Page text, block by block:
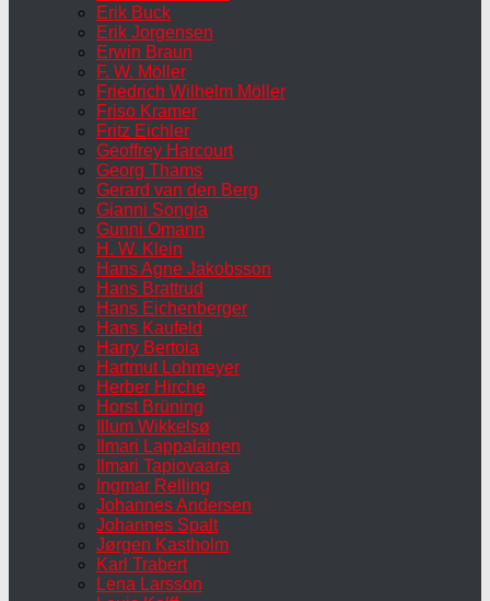
Erik Buck
Erik Jorgensen
Erwin Braun
F. W. Möller
Friedrich Wilhelm Möller
Friso Kramer
Fritz Eichler
Geoffrey Harcourt
Georg Thams
Gerard van den Berg
Gianni Songia
Gunni Omann
H. W. Klein
Hans Agne Jakobsson
Hans Brattrud
Hans Eichenberger
Hans Kaufeld
Harry Bertoia
Hartmut Lohmeyer
Herber Hirche
Horst Brüning
Illum Wikkelsø
Ilmari Lappalainen
Ilmari Tapiovaara
Ingmar Relling
Johannes Andersen
Johannes Spalt
Jørgen Kastholm
Karl Trabert
Lena Larsson